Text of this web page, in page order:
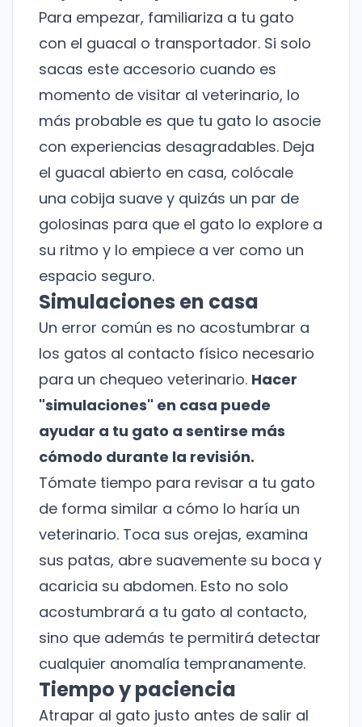
Para empezar, familiariza a tu gato
con el guacal o transportador. Si solo
sacas este accesorio cuando es
momento de visitar al veterinario, lo
más probable es que tu gato lo asocie
con experiencias desagradables. Deja
el guacal abierto en casa, colócale
una cobija suave y quizás un par de
golosinas para que el gato lo explore a
su ritmo y lo empiece a ver como un
espacio seguro.
Simulaciones en casa
Un error común es no acostumbrar a
los gatos al contacto físico necesario
para un chequeo veterinario. Hacer
"simulaciones" en casa puede
ayudar a tu gato a sentirse más
cómodo durante la revisión.
Tómate tiempo para revisar a tu gato
de forma similar a cómo lo haría un
veterinario. Toca sus orejas, examina
sus patas, abre suavemente su boca y
acaricia su abdomen. Esto no solo
acostumbrará a tu gato al contacto,
sino que además te permitirá detectar
cualquier anomalía tempranamente.
Tiempo y paciencia
Atrapar al gato justo antes de salir al